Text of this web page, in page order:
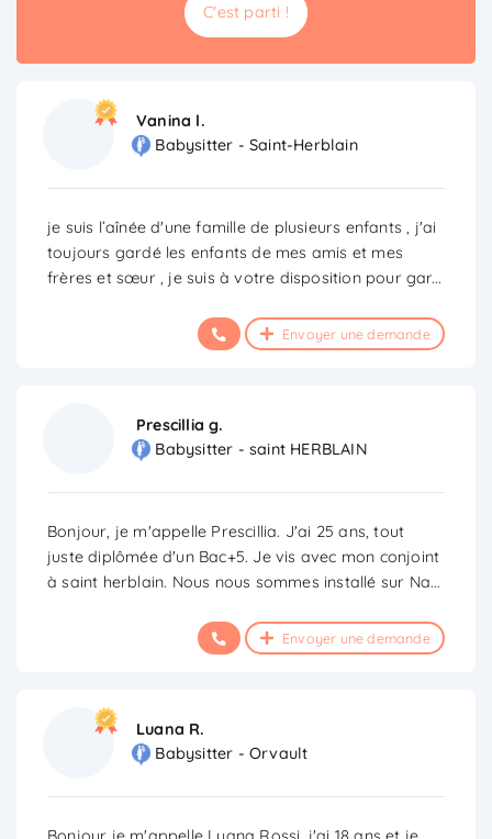
C'est parti !
Vanina l.
Babysitter - Saint-Herblain
je suis l’aînée d'une famille de plusieurs enfants , j'ai
toujours gardé les enfants de mes amis et mes
frères et sœur , je suis à votre disposition pour gar...
Envoyer une demande
Prescillia g.
Babysitter - saint HERBLAIN
Bonjour, je m'appelle Prescillia. J'ai 25 ans, tout
juste diplômée d'un Bac+5. Je vis avec mon conjoint
à saint herblain. Nous nous sommes installé sur Na...
Envoyer une demande
Luana R.
Babysitter - Orvault